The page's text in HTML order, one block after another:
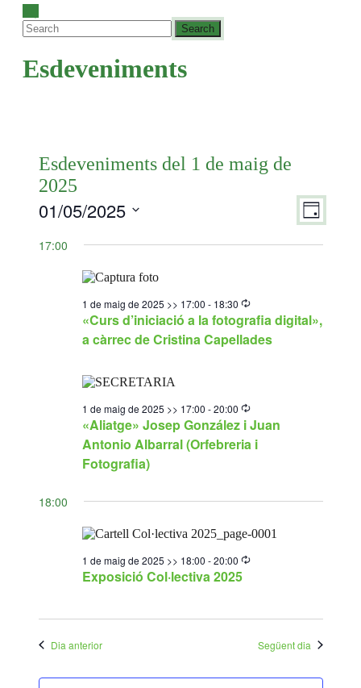
Esdeveniments
Esdeveniments del 1 de maig de
2025
Vistes
dede
Dia
01/05/2025
una
17:00
«Curs d’iniciació a la fotografia digital»,
a càrrec de Cristina Capellades
1 de maig de 2025 >> 17:00 - 18:30 Recurring
«Aliatge» Josep González i Juan
Antonio Albarral (Orfebreria i
Fotografia)
1 de maig de 2025 >> 17:00 -20:00 Recurring
18:00
Exposició Col·lectiva 2025
1 de maig de 2025 >> 18:00 -20:00 Recurring
Dia anterior Següent dia